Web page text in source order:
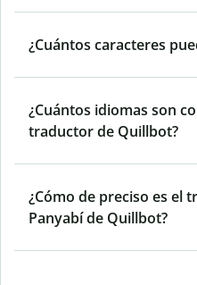
¿Cuántos caracteres
¿Cuántos idiomas son
traductor de Quillbot?
¿Cómo de preciso es el
Panyabí de Quillbot?